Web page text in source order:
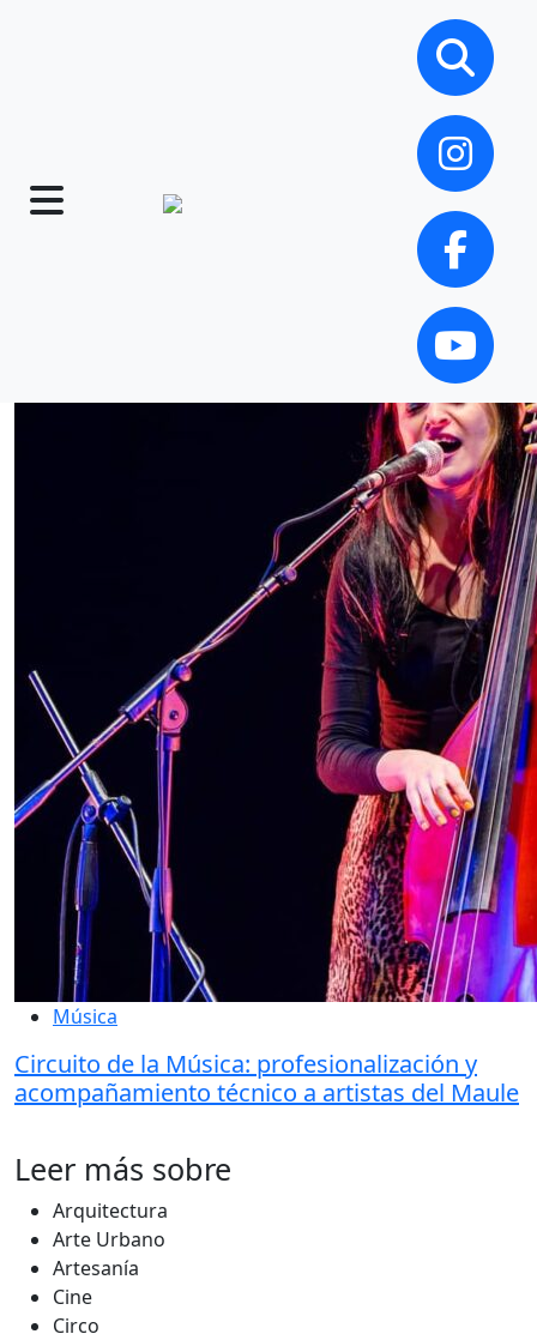
Música
Circuito de la Música: profesionalización y
acompañamiento técnico a artistas del Maule
Leer más sobre
Arquitectura
Arte Urbano
Artesanía
Cine
Circo